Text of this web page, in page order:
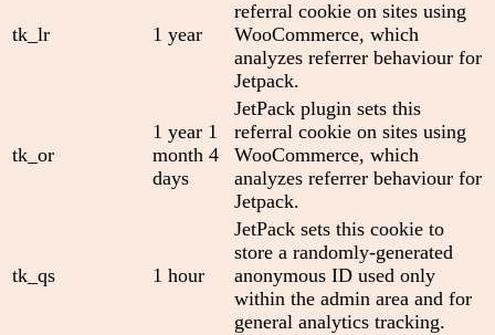
tk_lr 1 year
referral cookie on sites using
WooCommerce, which
analyzes referrer behaviour for
Jetpack.
tk_or
1 year 1
month 4
days
JetPack plugin sets this
referral cookie on sites using
WooCommerce, which
analyzes referrer behaviour for
Jetpack.
tk_qs 1 hour
JetPack sets this cookie to
store a randomly-generated
anonymous ID used only
within the admin area and for
general analytics tracking.